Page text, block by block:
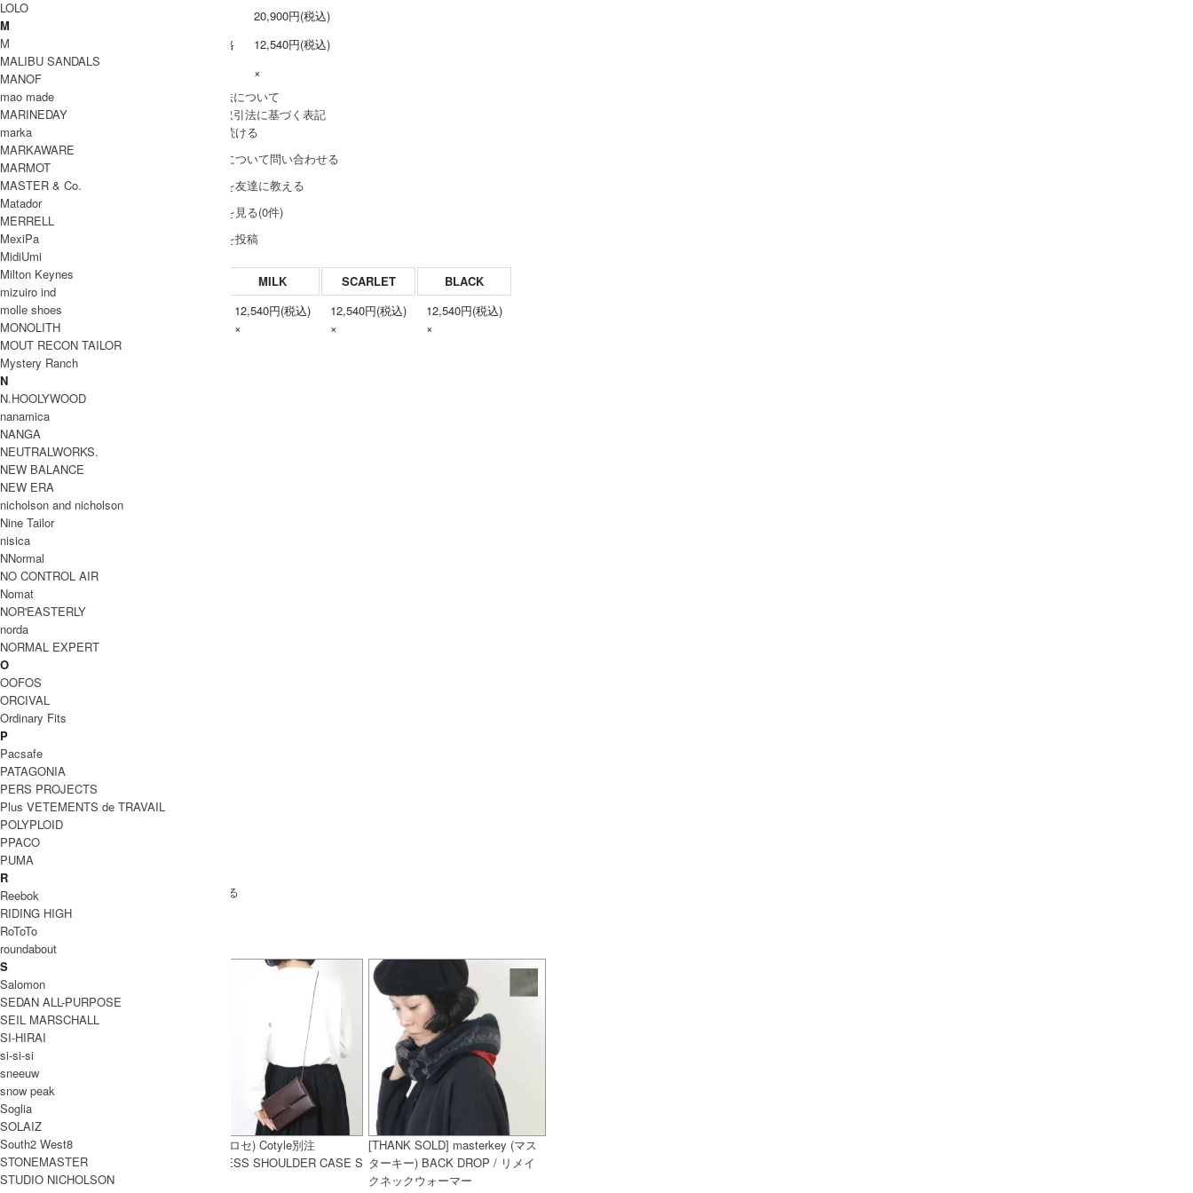
20,900円(税込)
販売価格
12,540円(税込)
×
» 採寸方法について
» 特定商取引法に基づく表記
買い物を続ける
この商品について問い合わせる
この商品を友達に教える
レビューを見る(0件)
レビューを投稿
MILK SCARLET BLACK
12,540円(税込)
×
12,540円(税込)
×
12,540円(税込)
×
SOLD OUT
» もうすこしGauze (ガーゼ)のアイテムをみる
handvaerk (ハンドバーク)
#6116_60/2 BOTTLE NECK L/S T-
SHIRT / #6116_60/2 ボトルネック
irose (イロセ) Cotyle別注
SEAMLESS SHOULDER CASE S
[THANK SOLD] masterkey (マス
ターキー) BACK DROP / リメイ
クネックウォーマー
LOLO
M
M
MALIBU SANDALS
MANOF
mao made
MARINEDAY
marka
MARKAWARE
MARMOT
MASTER & Co.
Matador
MERRELL
MexiPa
MidiUmi
Milton Keynes
mizuiro ind
molle shoes
MONOLITH
MOUT RECON TAILOR
Mystery Ranch
N
N.HOOLYWOOD
nanamica
NANGA
NEUTRALWORKS.
NEW BALANCE
NEW ERA
nicholson and nicholson
Nine Tailor
nisica
NNormal
NO CONTROL AIR
Nomat
NOR'EASTERLY
norda
NORMAL EXPERT
O
OOFOS
ORCIVAL
Ordinary Fits
P
Pacsafe
PATAGONIA
PERS PROJECTS
Plus VETEMENTS de TRAVAIL
POLYPLOID
PPACO
PUMA
R
Reebok
RIDING HIGH
RoToTo
roundabout
S
Salomon
SEDAN ALL-PURPOSE
SEIL MARSCHALL
SI-HIRAI
si-si-si
sneeuw
snow peak
Soglia
SOLAIZ
South2 West8
STONEMASTER
STUDIO NICHOLSON